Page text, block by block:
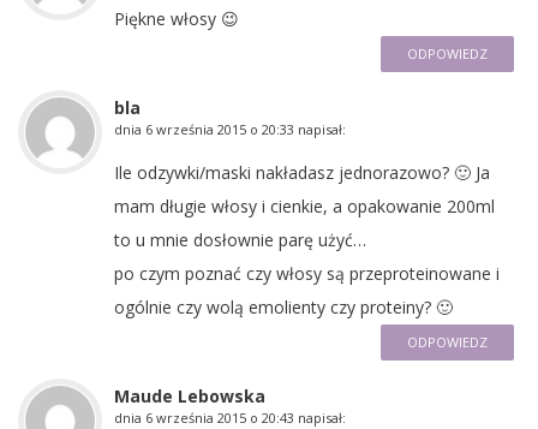
Piękne włosy 😉
ODPOWIEDZ
bla
dnia 6 września 2015 o 20:33 napisał:
Ile odzywki/maski nakładasz jednorazowo? 🙂 Ja
mam długie włosy i cienkie, a opakowanie 200ml
to u mnie dosłownie parę użyć…
po czym poznać czy włosy są przeproteinowane i
ogólnie czy wolą emolienty czy proteiny? 🙂
ODPOWIEDZ
Maude Lebowska
dnia 6 września 2015 o 20:43 napisał: